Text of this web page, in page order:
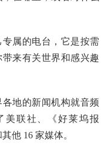
属的电台，它是按需
来有关世界和感兴趣
地的新闻机构就音频
美联社、《好莱坞报
他 16 家媒体。